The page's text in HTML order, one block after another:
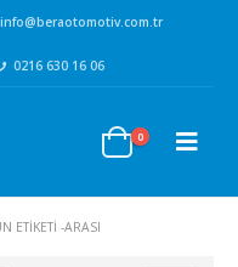
info@beraotomotiv.com.tr
0216 630 16 06
0
ETIKETI -ARASI